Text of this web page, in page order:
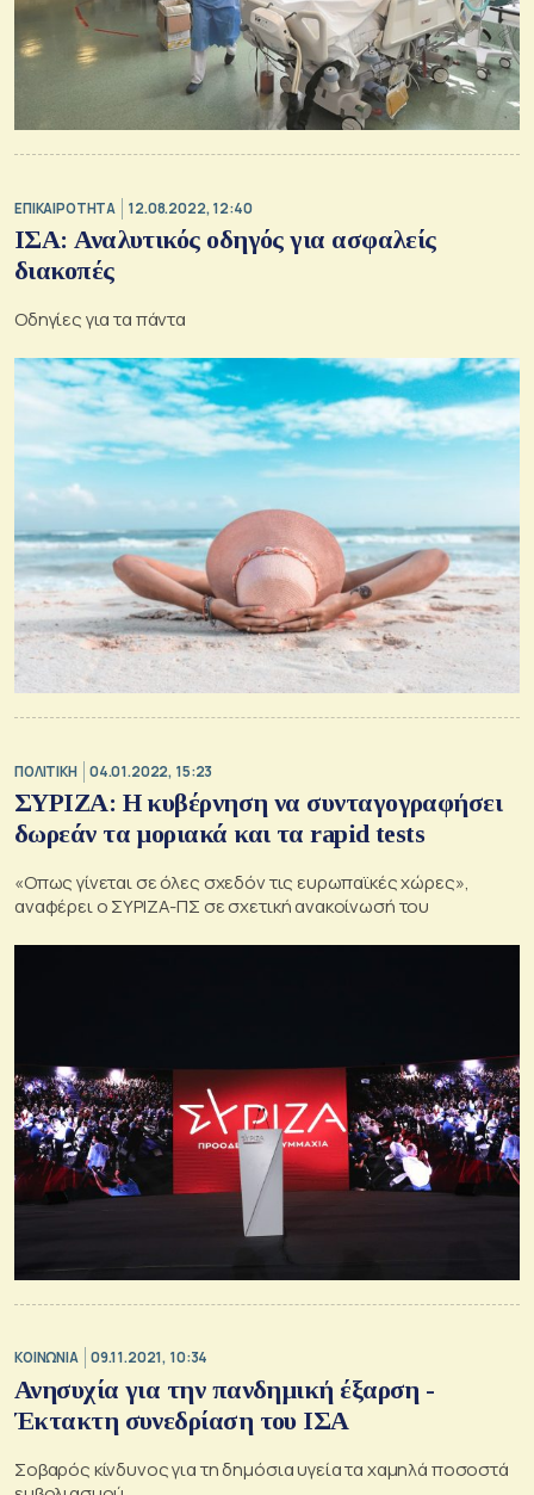
ΕΠΙΚΑΙΡΟΤΗΤΑ 12.08.2022, 12:40
ΙΣΑ: Αναλυτικός οδηγός για ασφαλείς
διακοπές
Οδηγίες για τα πάντα
ΠΟΛΙΤΙΚΗ 04.01.2022, 15:23
ΣΥΡΙΖΑ: Η κυβέρνηση να συνταγογραφήσει
δωρεάν τα μοριακά και τα rapid tests
«Οπως γίνεται σε όλες σχεδόν τις ευρωπαϊκές χώρες»,
αναφέρει ο ΣΥΡΙΖΑ-ΠΣ σε σχετική ανακοίνωσή του
ΚΟΙΝΩΝΙΑ 09.11.2021, 10:34
Ανησυχία για την πανδημική έξαρση -
Έκτακτη συνεδρίαση του ΙΣΑ
Σοβαρός κίνδυνος για τη δημόσια υγεία τα χαμηλά ποσοστά